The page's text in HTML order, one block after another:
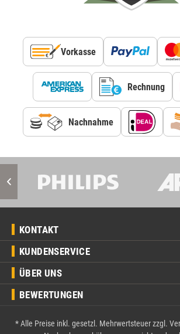
Vorkasse
Rechnung
Nachnahme
KONTAKT
KUNDENSERVICE
ÜBER UNS
BEWERTUNGEN
* Alle Preise inkl. gesetzl. Mehrwertsteuer zzgl.